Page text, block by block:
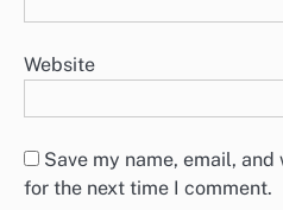
Website
Save my name, email,
for the next time I comment.